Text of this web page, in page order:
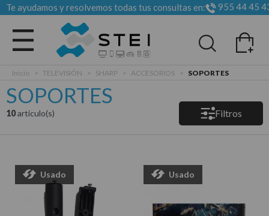
Te ayudamos y resolvemos todas tus consultas en: 955 44 45
Todas las categorias
Inicio > TELEVISIÓN > SHARP > ACCESORIOS > SOPORTES
SOPORTES
10articulo(s) Filtros
Usado Usado